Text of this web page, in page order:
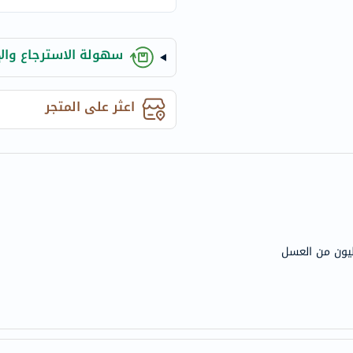
chek
activise
acuvue
annemarie-
borlind
webber-
celimax
سهولة الاسترجاع
اعثر على المتجر